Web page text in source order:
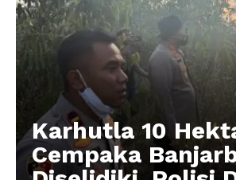
Karhutla 10
Cempaka